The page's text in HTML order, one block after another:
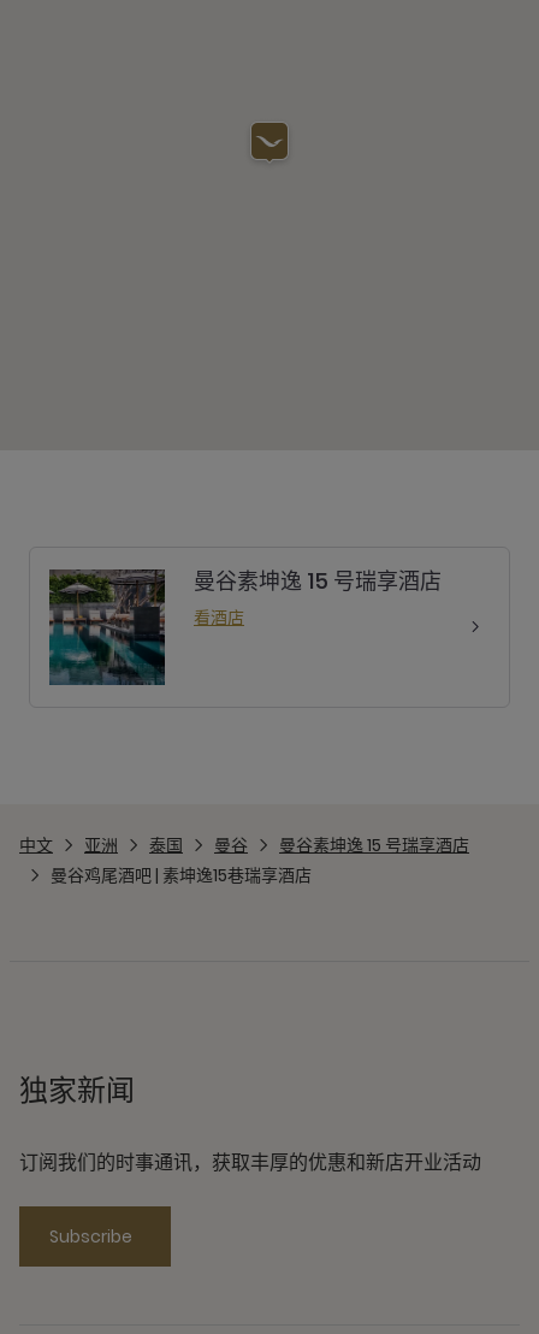
曼谷素坤逸 15 号瑞享酒店
看酒店
中文 亚洲 泰国 曼谷
曼谷素坤逸 15 号瑞享酒店
曼谷鸡尾酒吧 | 素坤逸15巷瑞享酒店
独家新闻
订阅我们的时事通讯，获取丰厚的优惠和新店开业活动
Subscribe